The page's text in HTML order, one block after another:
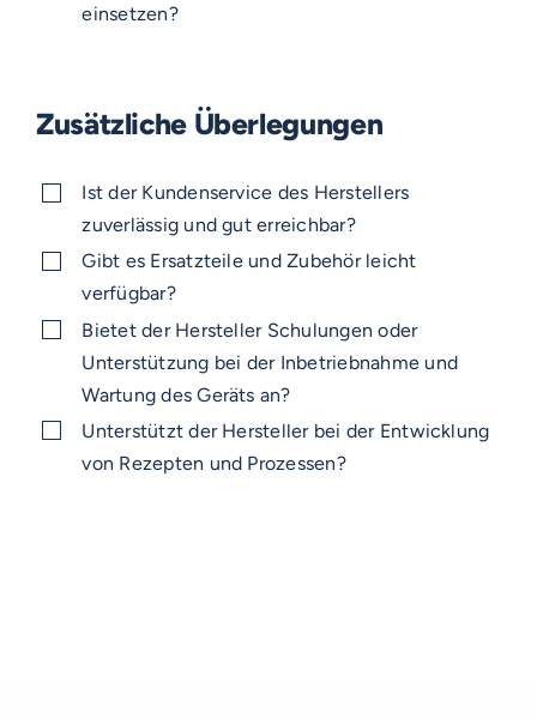
einsetzen?
Zusätzliche Überlegungen
Ist der Kundenservice des Herstellers
zuverlässig und gut erreichbar?
Gibt es Ersatzteile und Zubehör leicht
verfügbar?
Bietet der Hersteller Schulungen oder
Unterstützung bei der Inbetriebnahme und
Wartung des Geräts an?
Unterstützt der Hersteller bei der Entwicklung
von Rezepten und Prozessen?